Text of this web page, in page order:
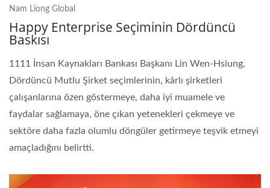
Nam Liong Global
Happy Enterprise Seçiminin Dördüncü
Baskısı
1111 İnsan Kaynakları Bankası Başkanı Lin Wen-Hsiung,
Dördüncü Mutlu Şirket seçimlerinin, kârlı şirketleri
çalışanlarına özen göstermeye, daha iyi muamele ve
faydalar sağlamaya, öne çıkan yetenekleri çekmeye ve
sektöre daha fazla olumlu döngüler getirmeye teşvik etmeyi
amaçladığını belirtti.